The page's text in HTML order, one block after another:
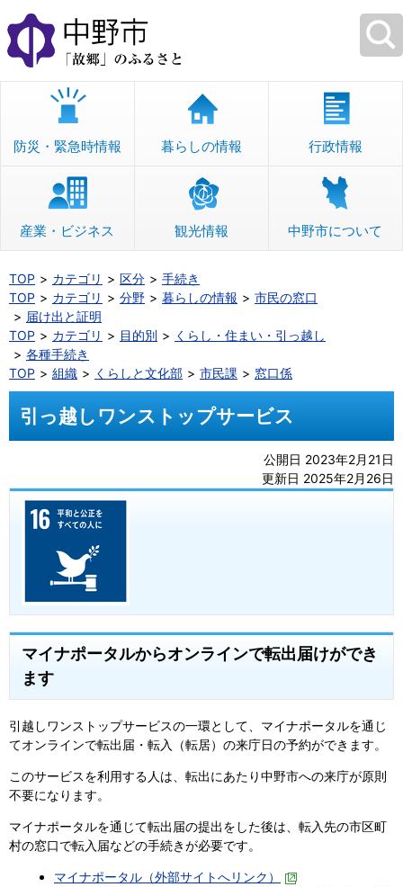
本
文
へ
移
防災・緊急時情報 暮らしの情報 行政情報
産業・ビジネス 観光情報 中野市について
TOP カテゴリ 区分
手続き
TOP
カテゴリ 分野 暮らしの情報
市民の窓口
届け出と証明
TOP
カテゴリ 目的別
くらし・住まい・引っ越し
各種手続き
TOP
組織 くらしと文化部 市民課 窓口係
引っ越しワンストップサービス
公開日 2023年2月21日
更新日 2025年2月26日
マイナポータルからオンラインで転出届けができ
ます
引越しワンストップサービスの一環として、マイナポータルを通じ
てオンラインで転出届・転入（転居）の来庁日の予約ができます。
このサービスを利用する人は、転出にあたり中野市への来庁が原則
不要になります。
マイナポータルを通じて転出届の提出をした後は、転入先の市区町
村の窓口で転入届などの手続きが必要です。
マイナポータル（外部サイトへリンク）